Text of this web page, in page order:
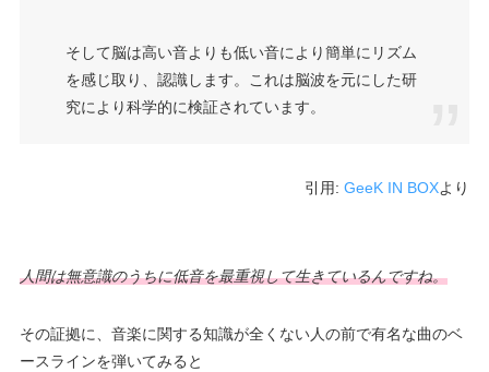
そして脳は高い音よりも低い音により簡単にリズム
を感じ取り、認識します。これは脳波を元にした研
究により科学的に検証されています。
引用:GeeK IN BOXより
人間は無意識のうちに低音を最重視して生きているんですね。
その証拠に、音楽に関する知識が全くない人の前で有名な曲のベ
ースラインを弾いてみると